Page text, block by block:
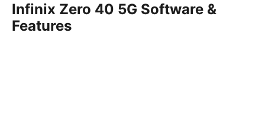
Infinix Zero 40 5G Software &
Features